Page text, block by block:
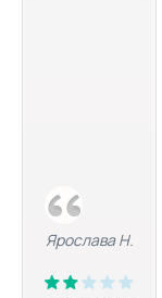
Ярослава Н.